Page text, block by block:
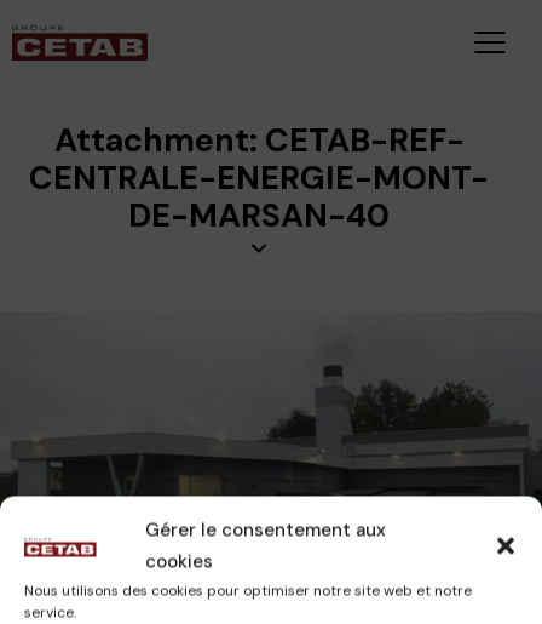
Gérer le consentement aux
cookies
Nous utilisons des cookies pour optimiser notre site web et notre
service.
Attachment: CETAB-REF-
CENTRALE-ENERGIE-MONT-
DE-MARSAN-40
CETAB 26 novembre 2023